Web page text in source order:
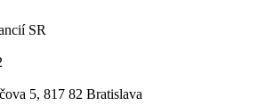
SR
5, 817 82 Bratislava